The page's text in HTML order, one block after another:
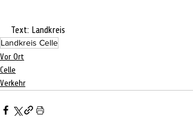
Text: Landkreis
Landkreis Celle
Vor Ort
Celle
Verkehr